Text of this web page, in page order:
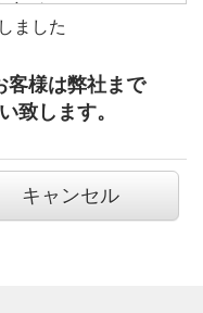
異議申立てを行わ
針について
く場合、その利用目
のみ使用いたしま
報については、契約
ました
客様は弊社まで
致します。
キャンセル